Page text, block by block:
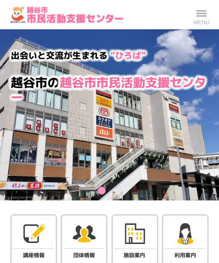
越谷市市民活動支
援センター（なな
サポこしがや）
Menu
出会いと交流が生まれる"ひろば"
越谷市の越谷市市民活動支援センタ
ー
◆出会いと交流が生まれる"ひろば"
越谷市の越谷市市民活動支援センタ
ー
講座情報 団体情報 施設案内 利用案内